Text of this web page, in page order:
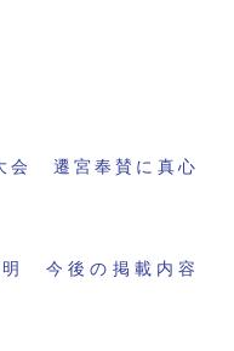
会 遷宮奉賛に真心
明 今後の掲載内容